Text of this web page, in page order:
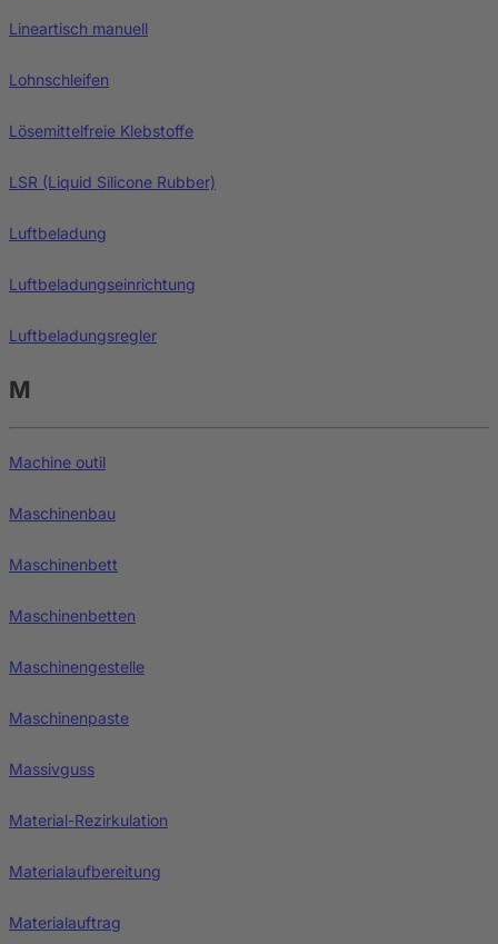
Lineartisch manuell
Lohnschleifen
Lösemittelfreie Klebstoffe
LSR (Liquid Silicone Rubber)
Luftbeladung
Luftbeladungseinrichtung
Luftbeladungsregler
M
Machine outil
Maschinenbau
Maschinenbett
Maschinenbetten
Maschinengestelle
Maschinenpaste
Massivguss
Material-Rezirkulation
Materialaufbereitung
Materialauftrag